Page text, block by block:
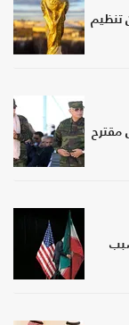
تنظيم
مقترح